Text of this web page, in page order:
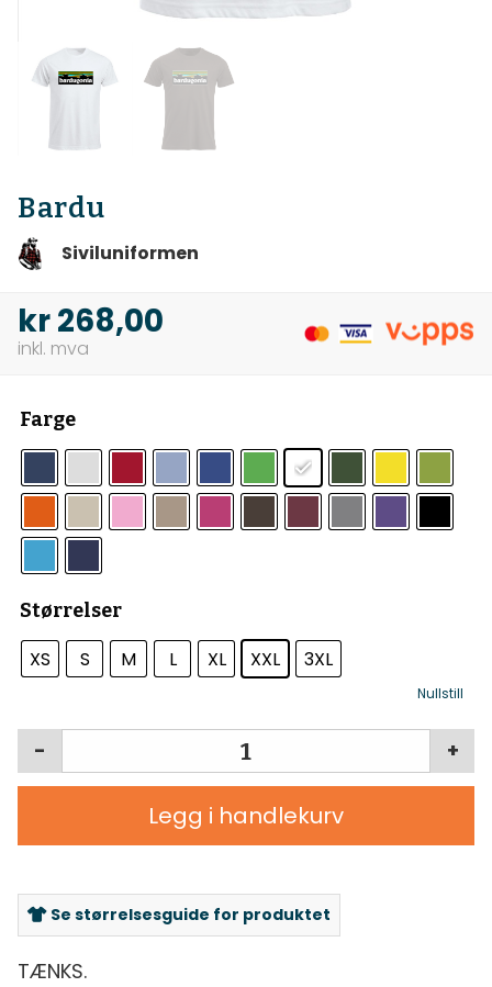
Bardu
Siviluniformen
kr268,00
Farge
Størrelser
XS S M L XL XXL 3XL
Nullstill
+
-
Legg i handlekurv
Se størrelsesguide for produktet
TÆNKS.